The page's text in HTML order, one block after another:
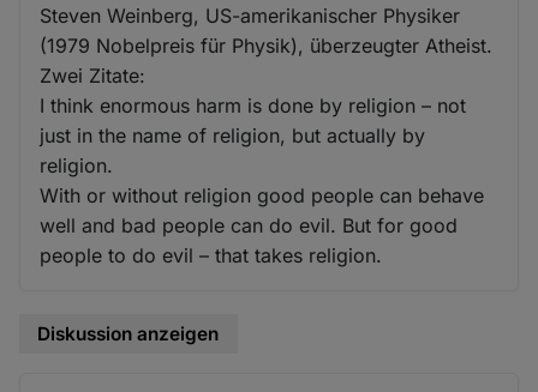
Steven Weinberg, US-amerikanischer Physiker
(1979 Nobelpreis für Physik), überzeugter Atheist.
Zwei Zitate:
I think enormous harm is done by religion – not
just in the name of religion, but actually by
religion.
With or without religion good people can behave
well and bad people can do evil. But for good
people to do evil – that takes religion.
Diskussion anzeigen